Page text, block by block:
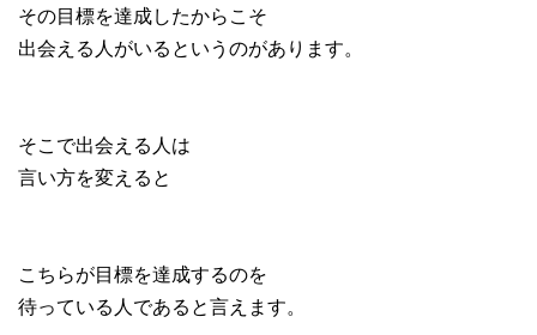
その目標を達成したからこそ
出会える人がいるというのがあります。
そこで出会える人は
言い方を変えると
こちらが目標を達成するのを
待っている人であると言えます。